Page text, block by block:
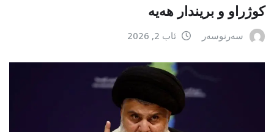
كوژراو و بریندار هەیە
سەرنوسەر ئاب 2, 2026